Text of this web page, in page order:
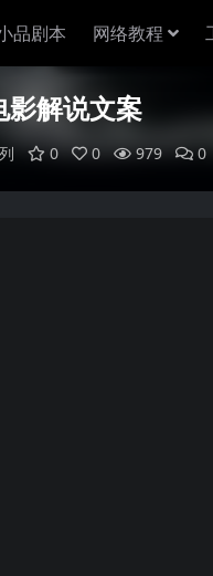
品剧本 网络教程
影解说文案
0 0 979 0